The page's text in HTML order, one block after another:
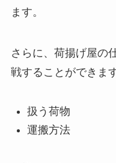
ます。
さらに、荷揚げ屋の
戦することができます
扱う荷物
運搬方法